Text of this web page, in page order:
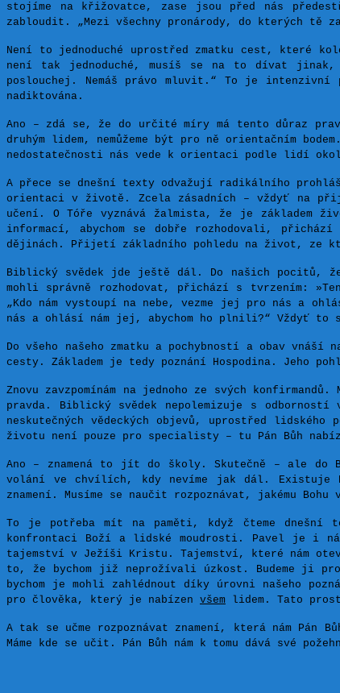
stojíme na křižovatce, zase jsou před nás
zabloudit. „Mezi všechny pronárody, do kterých tě
Není to jednoduché uprostřed zmatku cest, které
není tak jednoduché, musíš se na to dívat
poslouchej. Nemáš právo mluvit.“ To je
nadiktována.
Ano – zdá se, že do určité míry má tento důraz
druhým lidem, nemůžeme být pro ně orientačním
nedostatečnosti nás vede k orientaci podle lidí
A přece se dnešní texty odvažují radikálního
orientaci v životě. Zcela zásadních – vždyť na
učení. O Tóře vyznává žalmista, že je základem
informací, abychom se dobře rozhodovali,
dějinách. Přijetí základního pohledu na život, ze
Biblický svědek jde ještě dál. Do našich pocitů,
mohli správně rozhodovat, přichází s tvrzením:
„Kdo nám vystoupí na nebe, vezme jej pro nás a
nás a ohlásí nám jej, abychom ho plnili?“ Vždyť
Do všeho našeho zmatku a pochybností a obav
cesty. Základem je tedy poznání Hospodina. Jeho
Znovu zavzpomínám na jednoho ze svých
pravda. Biblický svědek nepolemizuje s
neskutečných vědeckých objevů, uprostřed
životu není pouze pro specialisty – tu Pán Bůh
Ano – znamená to jít do školy. Skutečně – ale do
volání ve chvílích, kdy nevíme jak dál. Existuje
znamení. Musíme se naučit rozpoznávat, jakému Bohu
To je potřeba mít na paměti, když čteme
konfrontaci Boží a lidské moudrosti. Pavel je i
tajemství v Ježíši Kristu. Tajemství, které nám
to, že bychom již neprožívali úzkost. Budeme ji
bychom je mohli zahlédnout díky úrovni našeho
pro člověka,
který je nabízen všem lidem. Tato
A tak se učme rozpoznávat znamení, která nám
Máme kde se učit. Pán Bůh nám k tomu dává své